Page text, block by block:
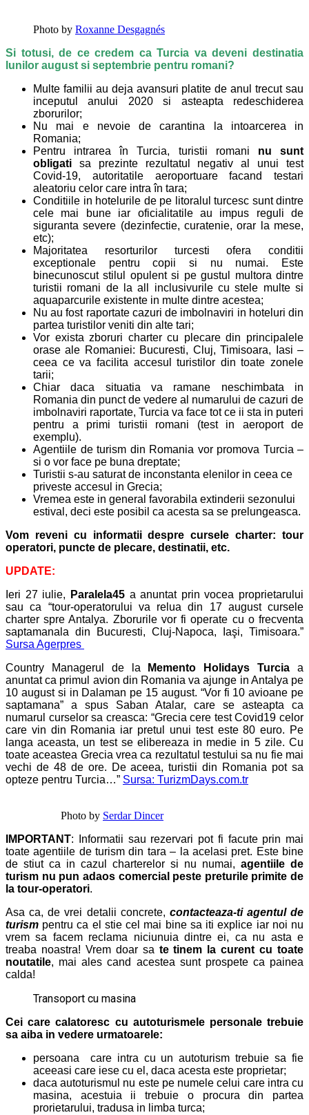
Photo by Roxanne Desgagnés
Si totusi, de ce credem ca Turcia va deveni destinatia
lunilor august si septembrie pentru romani?
Multe familii au deja avansuri platite de anul trecut sau
inceputul anului 2020 si asteapta redeschiderea
zborurilor;
Nu mai e nevoie de carantina la intoarcerea in
Romania;
Pentru intrarea în Turcia, turistii romani nu sunt
obligati sa prezinte rezultatul negativ al unui test
Covid-19, autoritatile aeroportuare facand testari
aleatoriu celor care intra în tara;
Conditiile in hotelurile de pe litoralul turcesc sunt dintre
cele mai bune iar oficialitatile au impus reguli de
siguranta severe (dezinfectie, curatenie, orar la mese,
etc);
Majoritatea resorturilor turcesti ofera conditii
exceptionale pentru copii si nu numai. Este
binecunoscut stilul opulent si pe gustul multora dintre
turistii romani de la all inclusivurile cu stele multe si
aquaparcurile existente in multe dintre acestea;
Nu au fost raportate cazuri de imbolnaviri in hoteluri din
partea turistilor veniti din alte tari;
Vor exista zboruri charter cu plecare din principalele
orase ale Romaniei: Bucuresti, Cluj, Timisoara, Iasi –
ceea ce va facilita accesul turistilor din toate zonele
tarii;
Chiar daca situatia va ramane neschimbata in
Romania din punct de vedere al numarului de cazuri de
imbolnaviri raportate, Turcia va face tot ce ii sta in puteri
pentru a primi turistii romani (test in aeroport de
exemplu).
Agentiile de turism din Romania vor promova Turcia –
si o vor face pe buna dreptate;
Turistii s-au saturat de inconstanta elenilor in ceea ce
priveste accesul in Grecia;
Vremea este in general favorabila extinderii sezonului
estival, deci este posibil ca acesta sa se prelungeasca.
Vom reveni cu informatii despre cursele charter: tour
operatori, puncte de plecare, destinatii, etc.
UPDATE:
Ieri 27 iulie,
Paralela45a anuntat prin vocea proprietarului
sau ca “tour-operatorului va relua din 17 august cursele
charter spre Antalya. Zborurile vor fi operate cu o frecventa
saptamanala din Bucuresti, Cluj-Napoca, Iaşi, Timisoara.”
Sursa Agerpres
Country Managerul de la
Memento Holidays Turcia a
anuntat ca primul avion din Romania va ajunge in Antalya pe
10 august si in Dalaman pe 15 august. “Vor fi 10 avioane pe
saptamana” a spus Saban Atalar, care se asteapta ca
numarul curselor sa creasca: “Grecia cere test Covid19 celor
care vin din Romania iar pretul unui test este 80 euro. Pe
langa aceasta, un test se elibereaza in medie in 5 zile. Cu
toate aceastea Grecia vrea ca rezultatul testului sa nu fie mai
vechi de 48 de ore. De aceea, turistii din Romania pot sa
opteze pentru Turcia…” Sursa: TurizmDays.com.tr
Photo by Serdar Dincer
IMPORTANT: Informatii sau rezervari pot fi facute prin mai
toate agentiile de turism din tara – la acelasi pret. Este bine
de stiut ca in cazul charterelor si nu numai, agentiile de
turism nu pun adaos comercial peste preturile primite de
la tour-operatori.
Asa ca, de vrei detalii concrete, contacteaza-ti agentul de
turism pentru ca el stie cel mai bine sa iti explice iar noi nu
vrem sa facem reclama niciunuia dintre ei, ca nu asta e
treaba noastra! Vrem doar sa te tinem la curent cu toate
noutatile, mai ales cand acestea sunt prospete ca painea
calda!
Transoport cu masina
Cei care calatoresc cu autoturismele personale trebuie
sa aiba in vedere urmatoarele:
persoana care intra cu un autoturism trebuie sa fie
aceeasi care iese cu el, daca acesta este proprietar;
daca autoturismul nu este pe numele celui care intra cu
masina, acestuia ii trebuie o procura din partea
prorietarului, tradusa in limba turca;